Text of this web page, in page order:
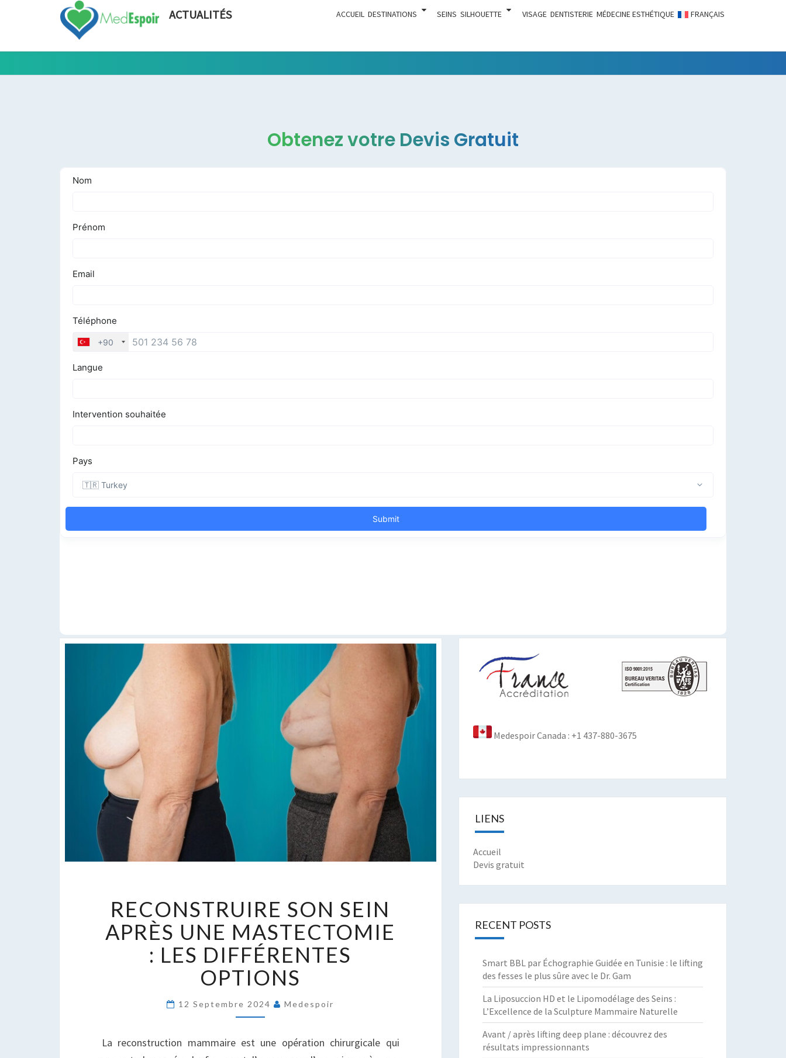
ACTUALITÉS ACCUEIL DESTINATIONS SEINS SILHOUETTE VISAGE DENTISTERIE MÉDECINE ESTHÉTIQUE FRANÇAIS
Tout Ce
Chirurgie
Esthétique
Obtenez votre Devis Gratuit
SON
SEIN
APRÈS
UNE
MASTECTOMIE
DIFFÉRENTES
RECONSTRUIRE SON SEIN
APRÈS UNE MASTECTOMIE
: LES DIFFÉRENTES
OPTIONS
12 Septembre 2024 Medespoir
La reconstruction mammaire est une opération chirurgicale qui
Medespoir Canada : +1 437-880-3675
LIENS
Accueil
Devis gratuit
RECENT POSTS
Smart BBL par Échographie Guidée en Tunisie : le lifting
des fesses le plus sûre avec le Dr. Gam
La Liposuccion HD et le Lipomodélage des Seins :
L’Excellence de la Sculpture Mammaire Naturelle
Avant / après lifting deep plane : découvrez des
résultats impressionnants